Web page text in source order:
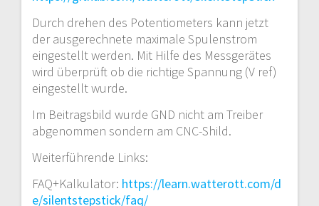
Durch drehen des Potentiometers kann jetzt
der ausgerechnete maximale Spulenstrom
eingestellt werden. Mit Hilfe des Messgerätes
wird überprüft ob die richtige Spannung (V ref)
eingestellt wurde.
Im Beitragsbild wurde GND nicht am Treiber
abgenommen sondern am CNC-Shild.
Weiterführende Links:
FAQ+Kalkulator: https://learn.watterott.com/d
e/silentstepstick/faq/